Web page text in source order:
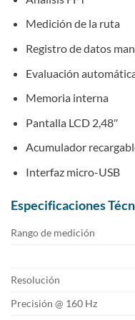
Medición de la ruta
Registro de datos
Evaluación
Memoria interna
Pantalla LCD 2,48″
Acumulador
Interfaz micro-USB
Especificaciones
Rango de medición
Resolución
Precisión @ 160 Hz